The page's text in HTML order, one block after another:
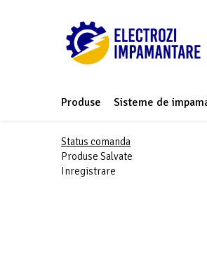
Produse Sisteme de
Status comanda
Produse Salvate
Inregistrare